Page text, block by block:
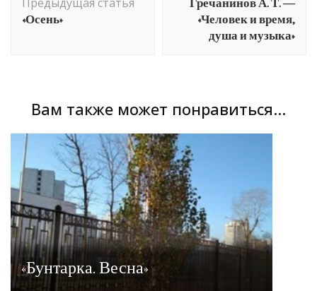
записям
«Осень» «Человек и время,
душа и музыка»
Вам также может понравиться...
«Бунтарка. Весна»